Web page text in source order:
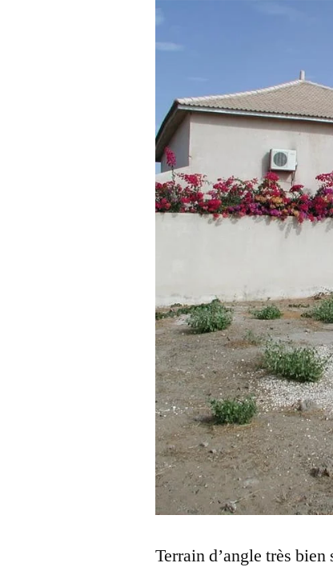
Terrain d’angle très